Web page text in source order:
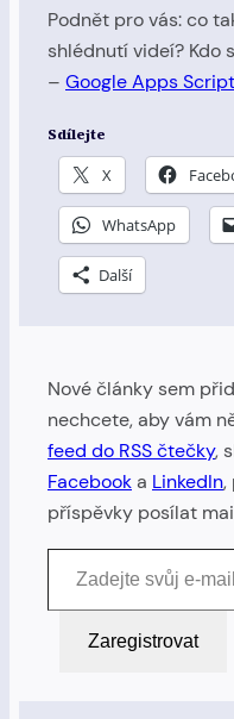
Podnět pro vás: co
shlédnutí videí? Kdo
– Google Apps
Sdílejte
X
WhatsApp
Další
Nové články sem
nechcete, aby vám
feed do RSS čtečky,
Facebooka LinkedIn,
příspěvky posílat
Zadejte svůj e-mail…
Zaregistrovat